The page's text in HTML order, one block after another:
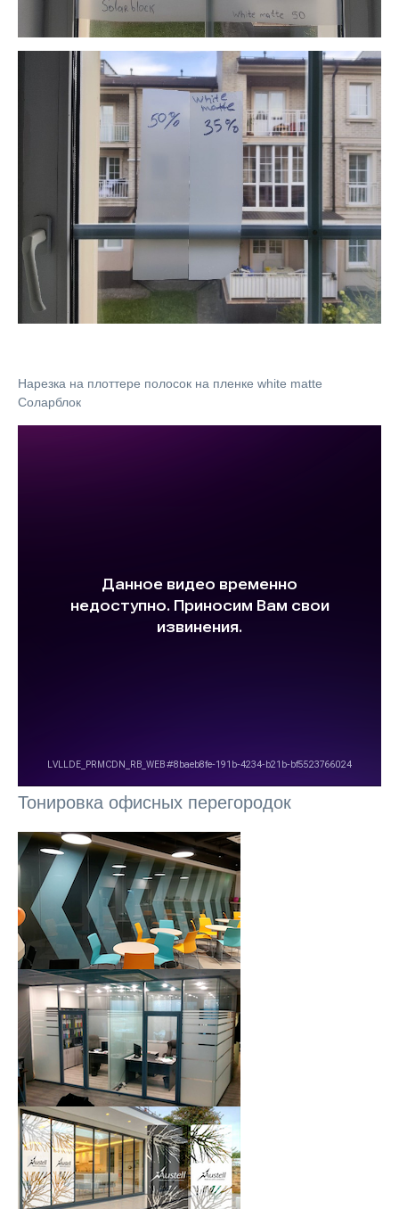
Нарезка на плоттере полосок на пленке white matte
Соларблок
Тонировка офисных перегородок